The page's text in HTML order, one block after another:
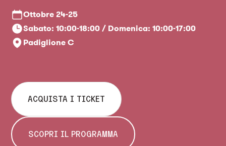
Ottobre24-25
Sabato: 10:00-18:00 / Domenica: 10:00-17:00
Padiglione C
ACQUISTA I TICKET
SCOPRI IL PROGRAMMA